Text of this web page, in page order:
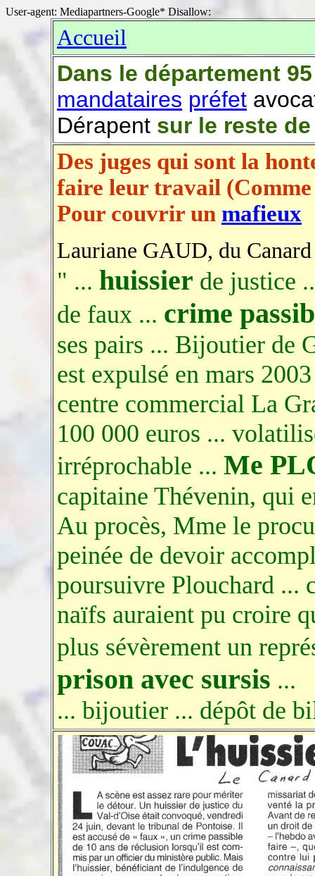
User-agent: Mediapartners-Google* Disallow:
Accueil
Dans le département
mandataires préfet
Dérapent sur le reste
Des juges qui sont la
faire leur travail
Pour couvrir un mafieux
Lauriane GAUD, du
" ... huissier de justice
de faux ... crime
ses pairs ... Bijoutier de
est expulsé en mars
centre commercial La
100 000 euros ...
irréprochable ... Me
capitaine Thévenin, qui
Au procès, Mme le
peinée de devoir
poursuivre Plouchard ...
naïfs auraient pu croire
plus sévèrement un
prison avec sursis ...
... bijoutier ... dépôt de